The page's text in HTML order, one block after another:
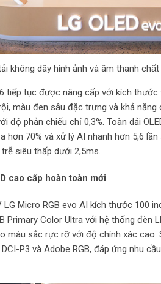
không dây hình ảnh và âm thanh
tiếp tục được nâng cấp với kích
màu đen sâu đặc trưng và khả
độ phản chiếu chỉ 0,3%. Toàn dải
hơn 70% và xử lý AI nhanh hơn 5,6
siêu thấp dưới 2,5ms.
cao cấp hoàn toàn mới
Micro RGB evo AI kích thước 100
Primary Color Ultra với hệ thống đèn
màu sắc rực rỡ với độ chính xác
P3 và Adobe RGB, đáp ứng nhu